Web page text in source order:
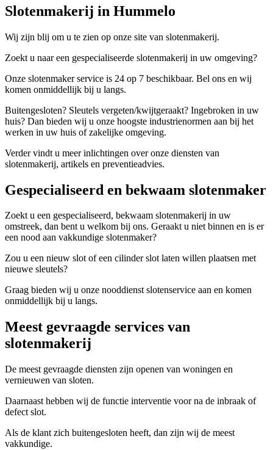
Slotenmakerij in Hummelo
Wij zijn blij om u te zien op onze site van slotenmakerij.
Zoekt u naar een gespecialiseerde slotenmakerij in uw omgeving?
Onze slotenmaker service is 24 op 7 beschikbaar. Bel ons en wij
komen onmiddellijk bij u langs.
Buitengesloten? Sleutels vergeten/kwijtgeraakt? Ingebroken in uw
huis? Dan bieden wij u onze hoogste industrienormen aan bij het
werken in uw huis of zakelijke omgeving.
Verder vindt u meer inlichtingen over onze diensten van
slotenmakerij, artikels en preventieadvies.
Gespecialiseerd en bekwaam slotenmaker
Zoekt u een gespecialiseerd, bekwaam slotenmakerij in uw
omstreek, dan bent u welkom bij ons. Geraakt u niet binnen en is er
een nood aan vakkundige slotenmaker?
Zou u een nieuw slot of een cilinder slot laten willen plaatsen met
nieuwe sleutels?
Graag bieden wij u onze nooddienst slotenservice aan en komen
onmiddellijk bij u langs.
Meest gevraagde services van
slotenmakerij
De meest gevraagde diensten zijn openen van woningen en
vernieuwen van sloten.
Daarnaast hebben wij de functie interventie voor na de inbraak of
defect slot.
Als de klant zich buitengesloten heeft, dan zijn wij de meest
vakkundige.